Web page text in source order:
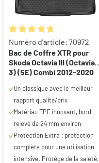
Note moyenne de 4.76
Numéro d'article: 70972
Bac de Coffre XTR pour
Skoda Octavia III (Octavia
3) (5E) Combi 2012-2020
Un classique avec le meilleur
rapport qualité/prix
Matériau TPE innovant, bord
relevé de 24 mm environ
Protection Extra : protection
complète pour une utilisation
intensive. Protège de la saleté,